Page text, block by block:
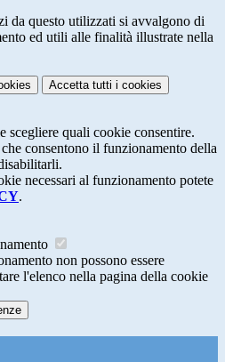
da questo utilizzati si avvalgono di
ed utili alle finalità illustrate nella
Accetta tutti i cookies
scegliere quali cookie consentire.
consentono il funzionamento della
necessari al funzionamento potete
.
non possono essere
l'elenco nella pagina della cookie